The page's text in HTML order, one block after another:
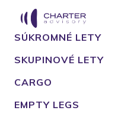
SÚKROMNÉ LETY
SKUPINOVÉ LETY
CARGO
EMPTY LEGS